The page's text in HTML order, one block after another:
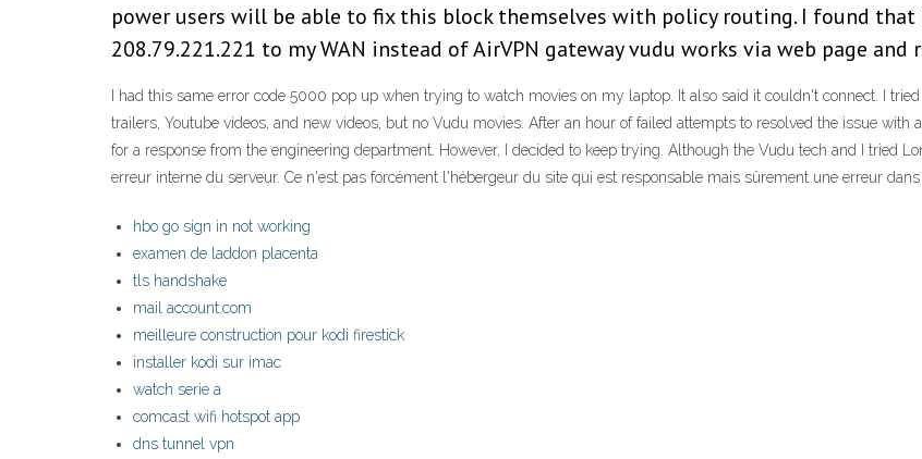
power users will be able to fix this block themselves with policy routing. I found
208.79.221.221 to my WAN instead of AirVPN gateway vudu works via web page and
I had this same error code 5000 pop up when trying to watch movies on my laptop. It also said it couldn't connect. I
trailers, Youtube videos, and new videos, but no Vudu movies. After an hour of failed attempts to resolved the issue
for a response from the engineering department. However, I decided to keep trying. Although the Vudu tech and I tried
erreur interne du serveur. Ce n'est pas forcément l'hébergeur du site qui est responsable mais sûrement une erreur
hbo go sign in not working
examen de laddon placenta
tls handshake
mail account.com
meilleure construction pour kodi firestick
installer kodi sur imac
watch serie a
comcast wifi hotspot app
dns tunnel vpn